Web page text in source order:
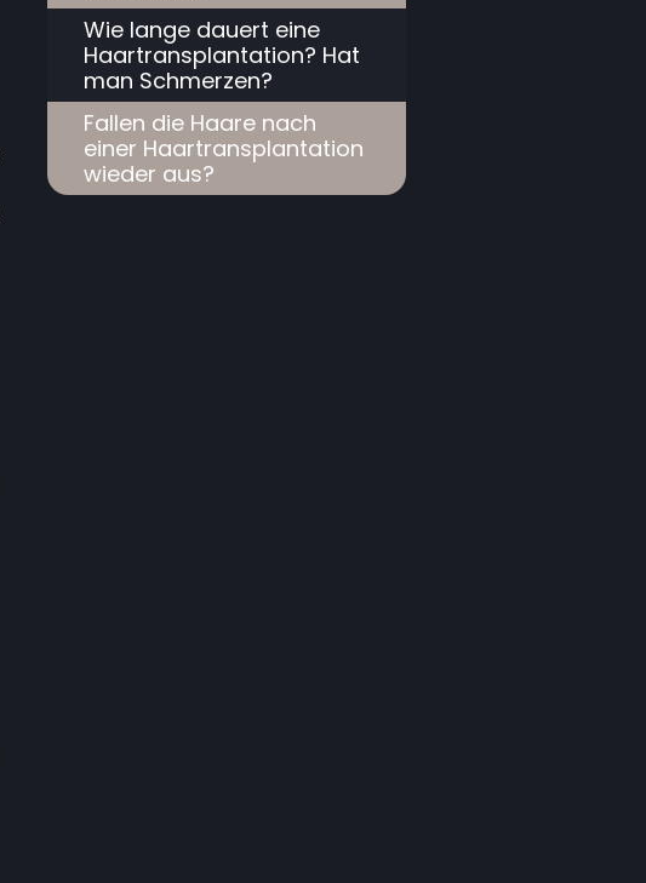
Wie lange dauert eine
Haartransplantation? Hat
man Schmerzen?
Fallen die Haare nach
einer Haartransplantation
wieder aus?